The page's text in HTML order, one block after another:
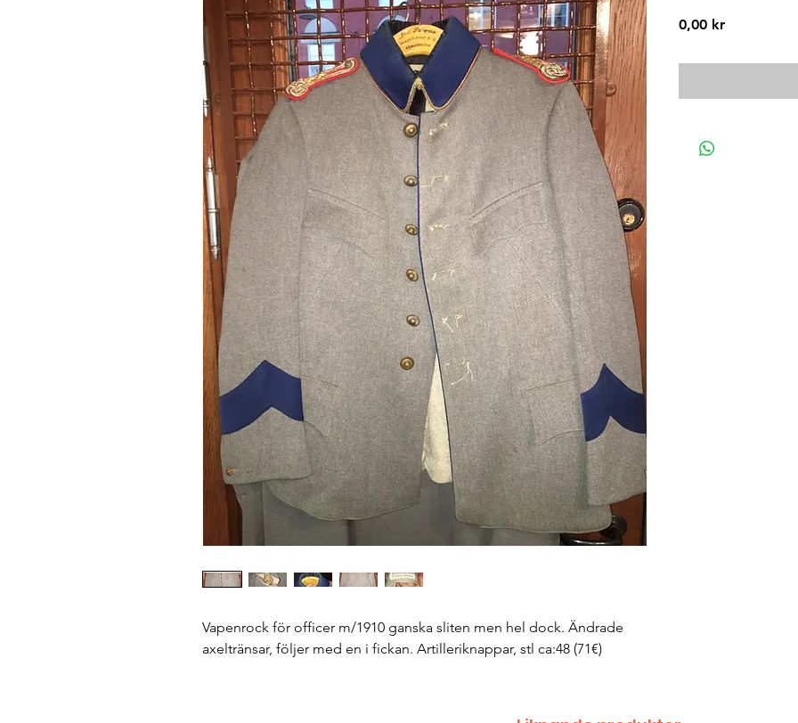
Vapenrock för officer m/1910 ganska sliten men hel dock. Ändrade
axeltränsar, följer med en i fickan. Artilleriknappar, stl ca:48 (71€)
0,00 krPris